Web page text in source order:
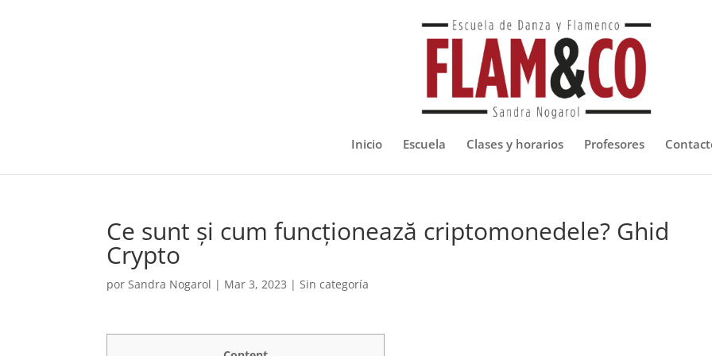
Inicio Escuela Clases y horarios Profesores
Ce sunt și cum funcționează criptomonedele? Ghid
Crypto
porSandra Nogarol | Mar 3, 2023 |Sin categoría